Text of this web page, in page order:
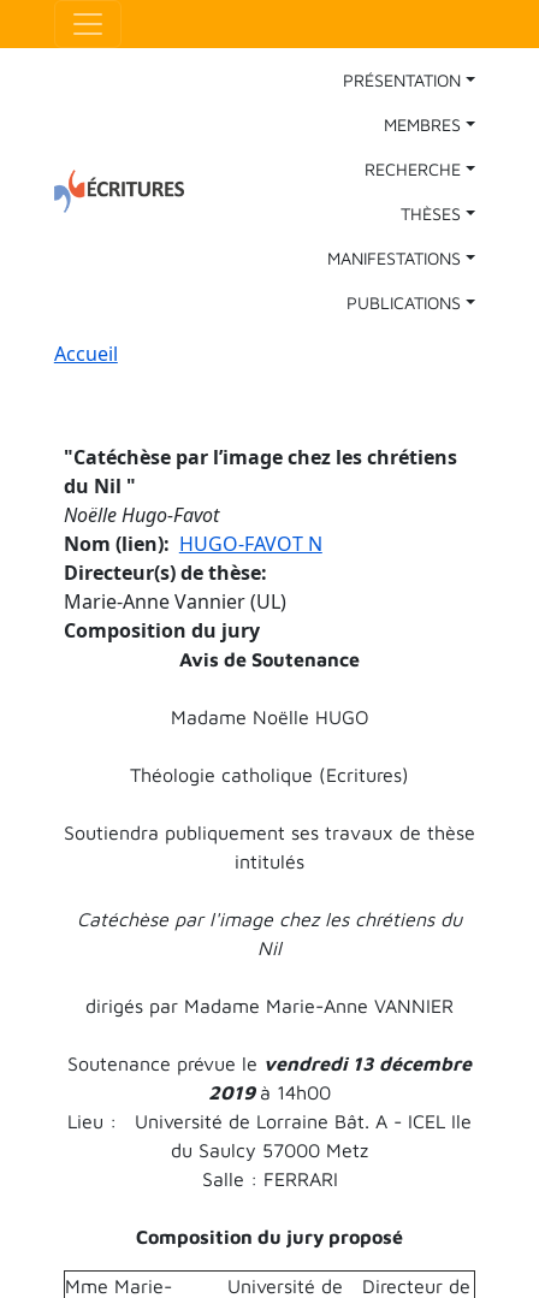
Aller au contenu principal
Main Navigation
PRÉSENTATION
MEMBRES
RECHERCHE
THÈSES
MANIFESTATIONS
PUBLICATIONS
Fil d'Ariane
Accueil
"Catéchèse par l’image chez les chrétiens
du Nil "
Noëlle Hugo-Favot
Nom (lien)
HUGO-FAVOT N
Directeur(s) de thèse
Marie-Anne Vannier (UL)
Composition du jury
Avis de Soutenance
Madame Noëlle HUGO
Théologie catholique (Ecritures)
Soutiendra publiquement ses travaux de thèse
intitulés
Catéchèse par l'image chez les chrétiens du
Nil
dirigés par Madame Marie-Anne VANNIER
Soutenance prévue le vendredi 13 décembre
2019 à 14h00
Lieu : Université de Lorraine Bât. A - ICEL Ile
du Saulcy 57000 Metz
Salle : FERRARI
Composition du jury proposé
Mme Marie-
Université de
Directeur de
Panneau de gestion des cookies